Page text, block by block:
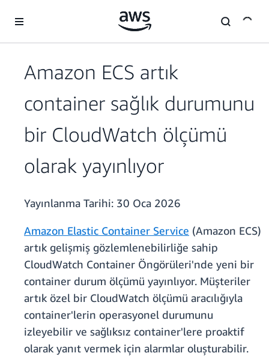
Amazon ECS artık
container sağlık durumunu
bir CloudWatch ölçümü
olarak yayınlıyor
Yayınlanma Tarihi: 30 Oca 2026
Amazon Elastic Container Service (Amazon ECS)
artık gelişmiş gözlemlenebilirliğe sahip
CloudWatch Container Öngörüleri'nde yeni bir
container durum ölçümü yayınlıyor. Müşteriler
artık özel bir CloudWatch ölçümü aracılığıyla
container'lerin operasyonel durumunu
izleyebilir ve sağlıksız container'lere proaktif
olarak yanıt vermek için alarmlar oluşturabilir.